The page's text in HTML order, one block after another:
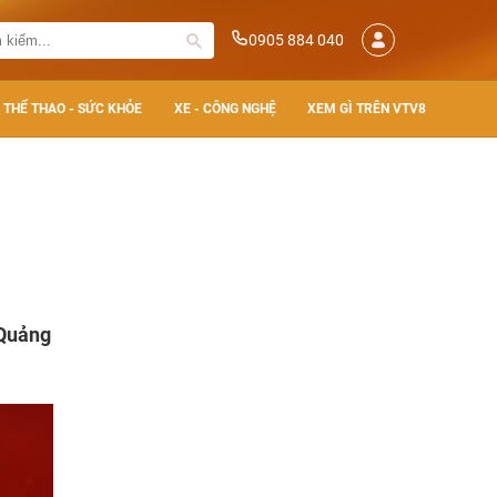
0905 884 040
THỂ THAO - SỨC KHỎE XE - CÔNG NGHỆ XEM GÌ TRÊN VTV8